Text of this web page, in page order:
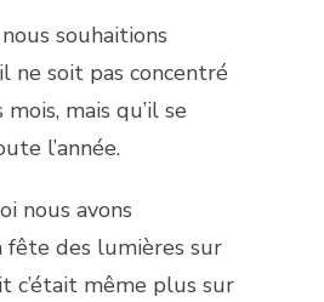
souhaitions
ne soit pas concentré
mais qu’il se
l’année.
nous avons
fête des lumières sur
c’était même plus sur